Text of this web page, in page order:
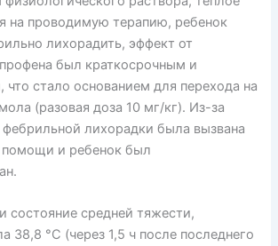
на проводимую терапию, ребенок
лихорадить, эффект от
был краткосрочным и
что стало основанием для перехода на
(разовая доза 10 мг/кг). Из-за
лихорадки была вызвана
помощи и ребенок был
состояние средней тяжести,
38,8 °С (через 1,5 ч после последнего